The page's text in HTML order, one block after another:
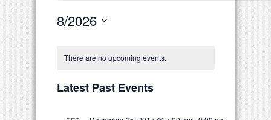
8/2026
ofThere are no upcoming events.
Latest Past Events